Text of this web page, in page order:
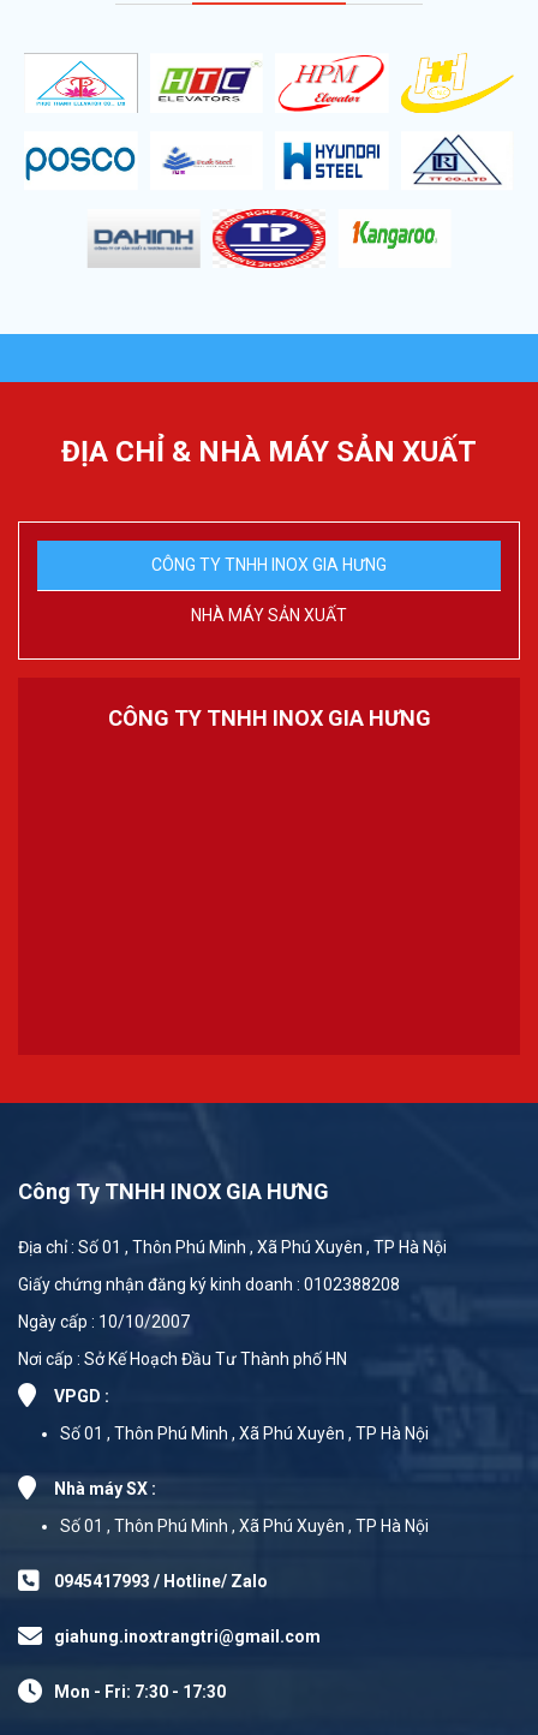
ĐỊA CHỈ & NHÀ MÁY SẢN XUẤT
CÔNG TY TNHH INOX GIA HƯNG
NHÀ MÁY SẢN XUẤT
CÔNG TY TNHH INOX GIA HƯNG
Công Ty TNHH INOX GIA HƯNG
Địa chỉ : Số 01 , Thôn Phú Minh , Xã Phú Xuyên , TP Hà Nội
Giấy chứng nhận đăng ký kinh doanh : 0102388208
Ngày cấp : 10/10/2007
Nơi cấp : Sở Kế Hoạch Đầu Tư Thành phố HN
VPGD :
Số 01 , Thôn Phú Minh , Xã Phú Xuyên , TP Hà Nội
Nhà máy SX :
Số 01 , Thôn Phú Minh , Xã Phú Xuyên , TP Hà Nội
0945417993 / Hotline/ Zalo
giahung.inoxtrangtri@gmail.com
Mon - Fri: 7:30 - 17:30